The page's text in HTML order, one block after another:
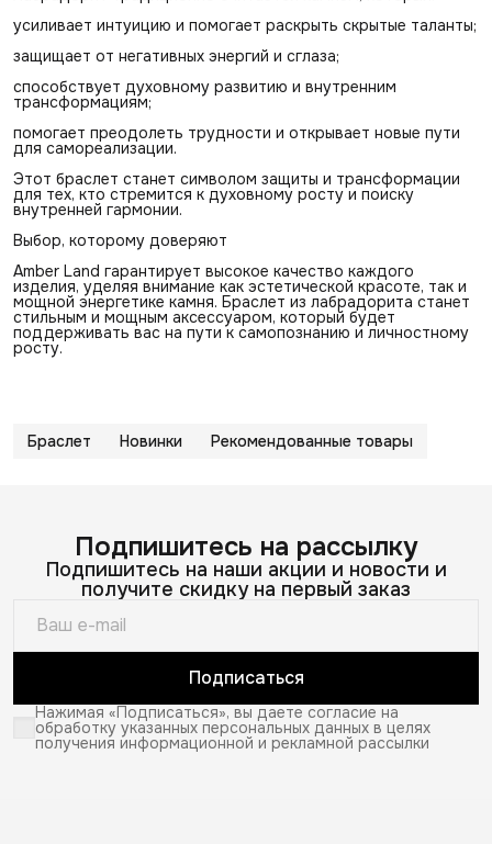
усиливает интуицию и помогает раскрыть скрытые таланты;
защищает от негативных энергий и сглаза;
способствует духовному развитию и внутренним
трансформациям;
помогает преодолеть трудности и открывает новые пути
для самореализации.
Этот браслет станет символом защиты и трансформации
для тех, кто стремится к духовному росту и поиску
внутренней гармонии.
Выбор, которому доверяют
Amber Land гарантирует высокое качество каждого
изделия, уделяя внимание как эстетической красоте, так и
мощной энергетике камня. Браслет из лабрадорита станет
стильным и мощным аксессуаром, который будет
поддерживать вас на пути к самопознанию и личностному
росту.
Браслет Новинки Рекомендованные товары
Подпишитесь на рассылку
Подпишитесь на наши акции и новости и
получите скидку на первый заказ
Подписаться
Нажимая «Подписаться», вы даете согласие на
обработку указанных персональных данных в целях
получения информационной и рекламной рассылки